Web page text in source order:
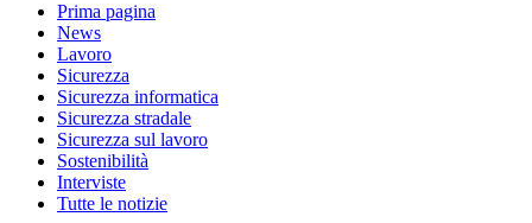
Prima pagina
News
Lavoro
Sicurezza
Sicurezza informatica
Sicurezza stradale
Sicurezza sul lavoro
Sostenibilità
Interviste
Tutte le notizie